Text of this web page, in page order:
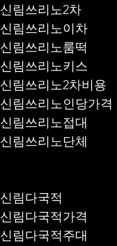
신림쓰리노2차
신림쓰리노이차
신림쓰리노룸떡
신림쓰리노키스
신림쓰리노2차비용
신림쓰리노인당가격
신림쓰리노접대
신림쓰리노단체
신림다국적
신림다국적가격
신림다국적주대